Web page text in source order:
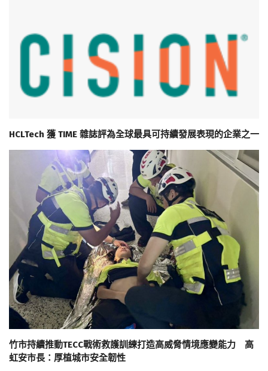
HCLTech 獲 TIME 雜誌評為全球最具可持續發展表現的企業之一
竹市持續推動TECC戰術救護訓練打造高威脅情境應變能力 高
虹安市長：厚植城市安全韌性